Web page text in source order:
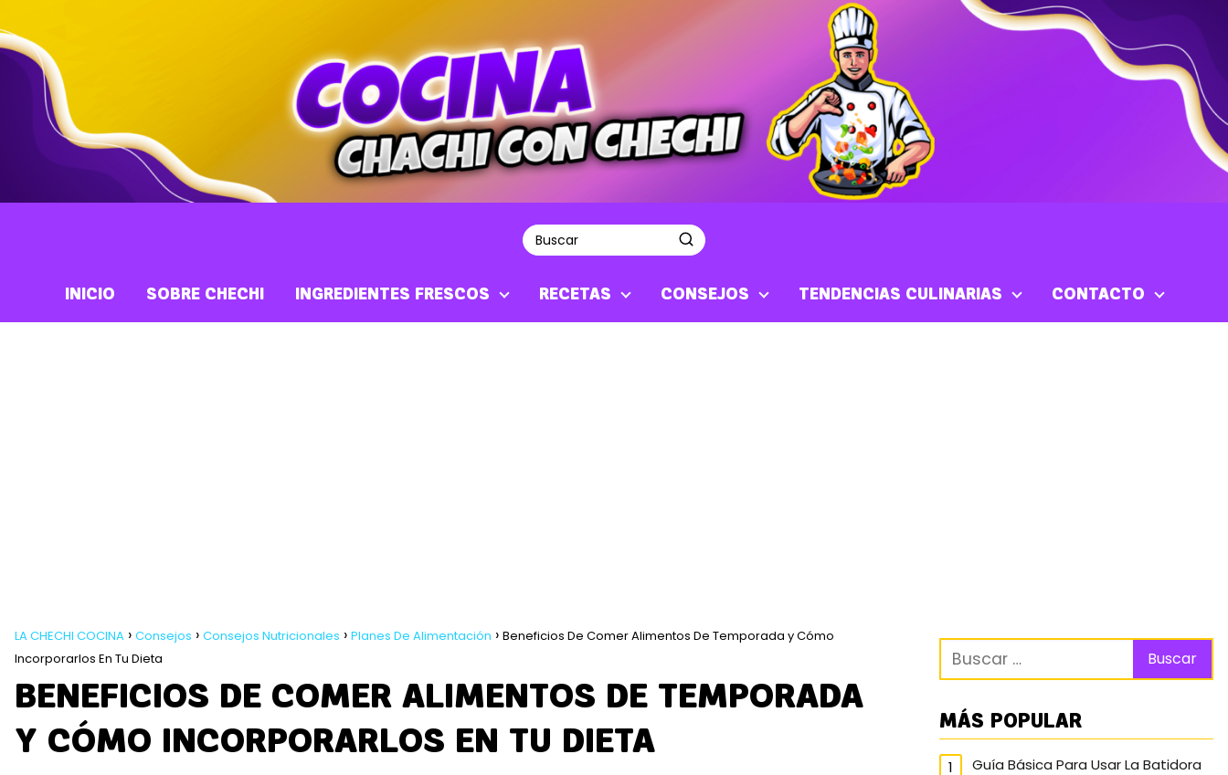
INICIO SOBRE CHECHI INGREDIENTES FRESCOS RECETAS CONSEJOS TENDENCIAS CULINARIAS CONTACTO
LA CHECHI COCINA Consejos Consejos Nutricionales Planes De Alimentación
Beneficios De Comer Alimentos De Temporada y Cómo
Incorporarlos En Tu Dieta
BENEFICIOS DE COMER ALIMENTOS DE TEMPORADA
Y CÓMO INCORPORARLOS EN TU DIETA
MÁS POPULAR
Guía Básica Para Usar La Batidora